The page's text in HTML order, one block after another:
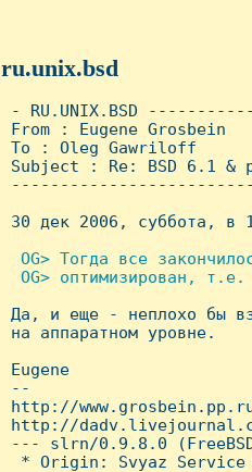
ru.unix.bsd
- RU.UNIX.BSD
From : Eugene
To : Oleg Gawriloff
Subject : Re: BSD 6.1 &
30 дек 2006, суббота, в
OG> Тогда все
OG> оптимизирован,
Да, и еще - неплохо бы
на аппаратном уровне.
Eugene
--
http://
http://
--- slrn/0.9.8.0
* Origin: Svyaz